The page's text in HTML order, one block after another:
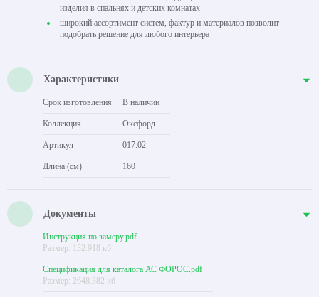
изделия в спальнях и детских комнатах
широкий ассортимент систем, фактур и материалов позволит
подобрать решение для любого интерьера
Характеристики
Срок изготовления В наличии
Коллекция Оксфорд
Артикул 017.02
Длина (см) 160
Документы
Инструкция по замеру.pdf
Размер: 132.918 кб
Спецификация для каталога АС ФОРОС.pdf
Размер: 2648.382 кб